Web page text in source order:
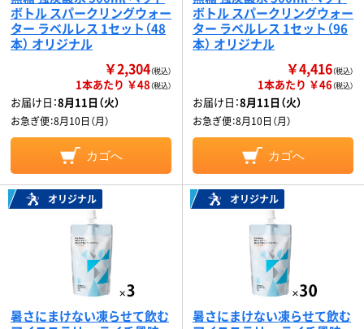
ボトル スパークリングウォー
ター ラベルレス 1セット（48
本） オリジナル
￥2,304（税込）
1本あたり ￥48（税込）
お届け日：8月11日（火）
お急ぎ便：8月10日（月）
カゴへ
ボトル スパークリングウォー
ター ラベルレス 1セット（96
本） オリジナル
￥4,416（税込）
1本あたり ￥46（税込）
お届け日：8月11日（火）
お急ぎ便：8月10日（月）
カゴへ
オリジナル
暑さにまけない凍らせて飲む
オリジナル
暑さにまけない凍らせて飲む